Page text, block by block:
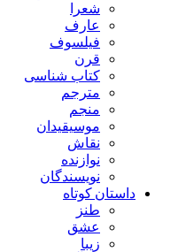
شعرا
عارف
فیلسوف
قرن
کتاب شناسی
مترجم
منجم
موسیقیدان
نقاش
نوازنده
نویسندگان
داستان کوتاه
طنز
عشق
زیبا